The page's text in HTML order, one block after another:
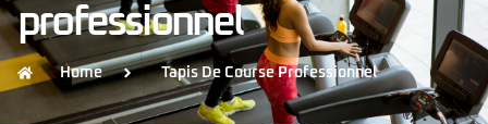
professionnel
Home Tapis De Course Professionnel